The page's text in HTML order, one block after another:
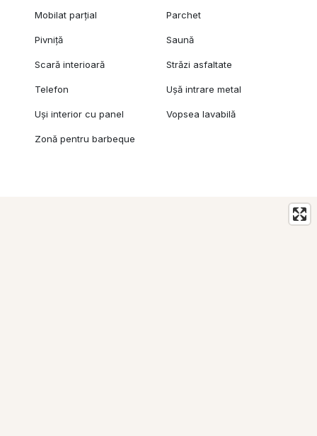
Mobilat parțial Parchet
Pivniță Saună
Scară interioară Străzi asfaltate
Telefon Ușă intrare metal
Uși interior cu panel Vopsea lavabilă
Zonă pentru barbeque